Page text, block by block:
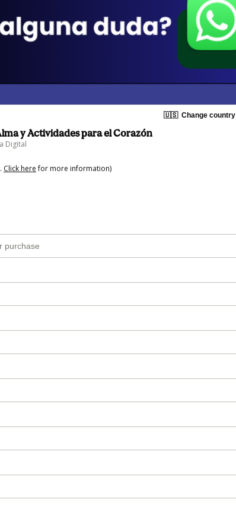
🇺🇸 Change country
y Actividades para el Corazón
Digital
Click herefor more information)